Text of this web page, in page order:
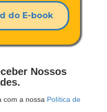
do E-book
Nossos
com a nossa Política de